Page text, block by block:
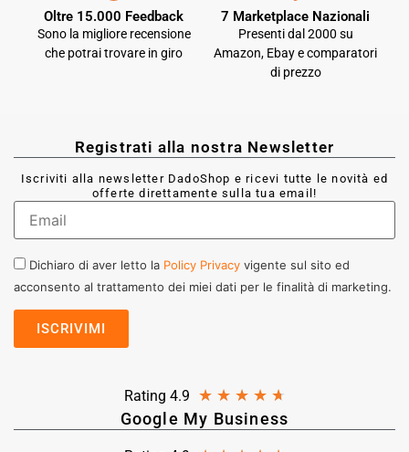
Oltre 15.000 Feedback
Sono la migliore recensione
che potrai trovare in giro
7 Marketplace Nazionali
Presenti dal 2000 su
Amazon, Ebay e comparatori
di prezzo
Registrati alla nostra Newsletter
Iscriviti alla newsletter DadoShop e ricevi tutte le novità ed
offerte direttamente sulla tua email!
Dichiaro di aver letto la Policy Privacy vigente sul sito ed
acconsento al trattamento dei miei dati per le finalità di marketing.
Rating 4.9 ★ ★ ★ ★ ★
Google My Business